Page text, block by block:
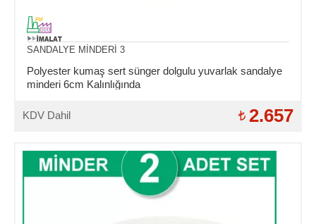
SANDALYE MİNDERİ 3
Polyester kumaş sert sünger dolgulu yuvarlak sandalye
minderi 6cm Kalınlığında
KDV Dahil 2.657